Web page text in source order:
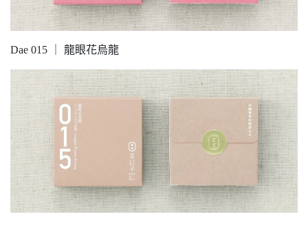
Dae 015 ｜ 龍眼花烏龍